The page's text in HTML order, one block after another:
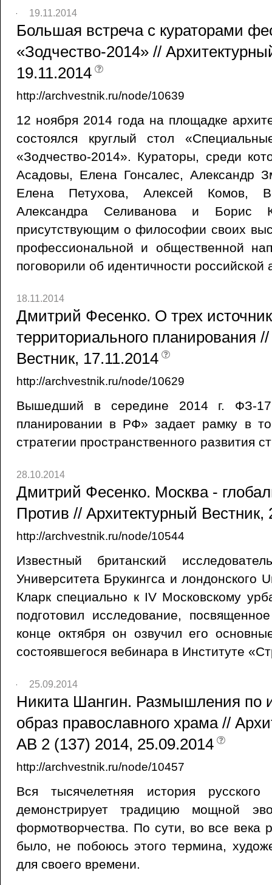
19.11.2014
Большая встреча с кураторами
«Зодчество-2014» //
19.11.2014
http://archvestnik.ru/node/10639
12 ноября 2014 года на площадке
состоялся круглый стол
«Зодчество-2014». Кураторы, среди
Асадовы, Елена Гонсалес, Александр
Елена Петухова, Алексей Комов,
Александра Селиванова и Борис
присутствующим о философии своих
профессиональной и общественной
поговорили об идентичности российской
18.11.2014
Дмитрий Фесенко. О трех
территориального планирования
Вестник, 17.11.2014
http://archvestnik.ru/node/10629
Вышедший в середине 2014 г. ФЗ-
планировании в РФ» задает рамку в
стратегии пространственного развития
28.10.2014
Дмитрий Фесенко. Москва -
Против // Архитектурный Вестник,
http://archvestnik.ru/node/10544
Известный британский
Университета Брукингса и лондонского
Кларк специально к IV Московскому
подготовил исследование,
конце октября он озвучил его
состоявшегося вебинара в Институте
25.09.2014
Никита Шангин. Размышления по
образ православного храма //
АВ 2 (137) 2014, 25.09.2014
http://archvestnik.ru/node/10457
Вся тысячелетняя история русского
демонстрирует традицию мощной
формотворчества. По сути, во все века
было, не побоюсь этого термина,
для своего времени.